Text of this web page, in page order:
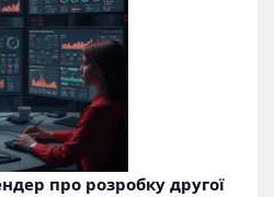
про розробку другої